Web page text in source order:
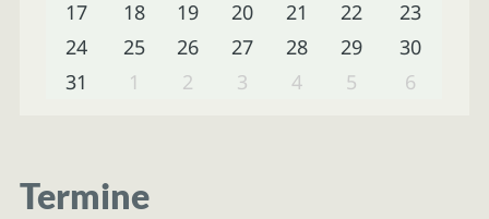
17
18 19 20 21 22
23
24
25 26 27 28 29
30
31
1 2 3 4 5 6
Termine